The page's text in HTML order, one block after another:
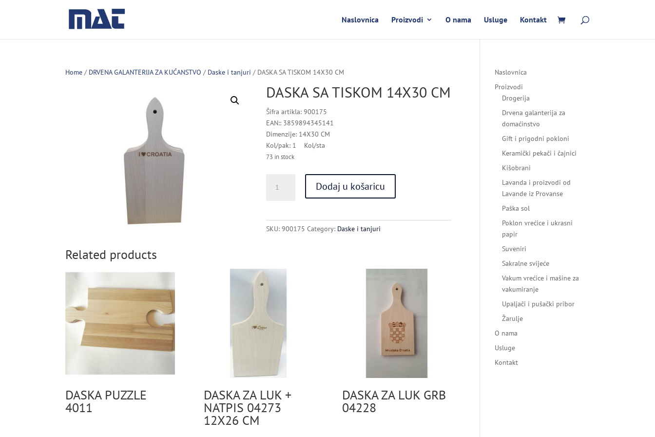
Naslovnica Proizvodi O nama Usluge Kontakt
Home / DRVENA GALANTERIJA ZA KUĆANSTVO / Daske i tanjuri / DASKA SA TISKOM 14X30 CM
DASKA SA TISKOM 14X30 CM
Šifra artikla: 900175
EAN:: 3859894345141
Dimenzije: 14X30 CM
Kol/pak: 1 Kol/sta
73 in stock
Dodaj u košaricu
SKU:900175 Category: Daske i tanjuri
Related products
DASKA PUZZLE
4011
DASKA ZA LUK +
NATPIS 04273
12X26 CM
DASKA ZA LUK GRB
04228
Naslovnica
Proizvodi
Drogerija
Drvena galanterija za
domaćinstvo
Gift i prigodni pokloni
Keramički pekači i čajnici
Kišobrani
Lavanda i proizvodi od
Lavande iz Provanse
Paška sol
Poklon vrećice i ukrasni
papir
Suveniri
Sakralne svijeće
Vakum vrećice i mašine za
vakumiranje
Upaljači i pušački pribor
Žarulje
O nama
Usluge
Kontakt